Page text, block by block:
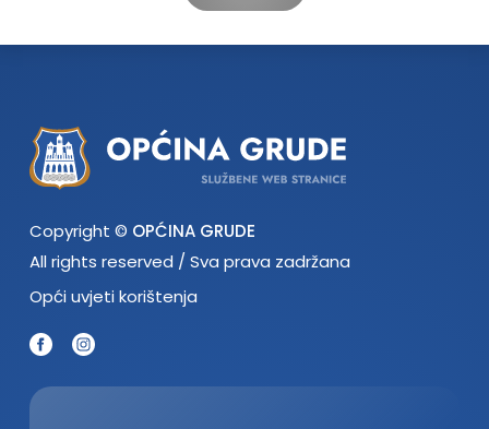
Copyright © OPĆINA GRUDE
All rights reserved / Sva prava zadržana
Opći uvjeti korištenja